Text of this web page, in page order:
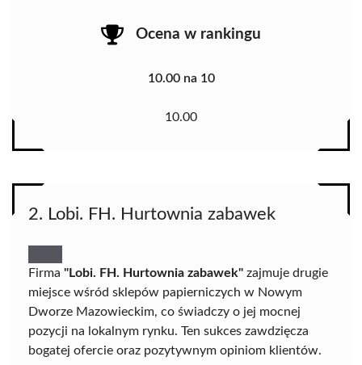
Ocena w rankingu
10.00 na 10
10.00
2. Lobi. FH. Hurtownia zabawek
Firma "Lobi. FH. Hurtownia zabawek" zajmuje drugie
miejsce wśród sklepów papierniczych w Nowym
Dworze Mazowieckim, co świadczy o jej mocnej
pozycji na lokalnym rynku. Ten sukces zawdzięcza
bogatej ofercie oraz pozytywnym opiniom klientów.